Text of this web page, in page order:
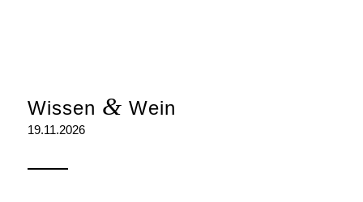
Wissen & Wein
19.11.2026